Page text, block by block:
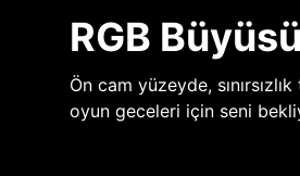
RGB
Ön cam yüzeyde,
oyun geceleri için seni